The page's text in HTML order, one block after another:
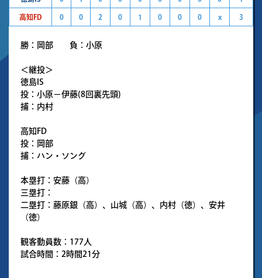
高知FD 0 0 2 0 1 0 0 0 x 3
勝：岡部 負：小原
＜継投＞
徳島IS
投：小原－伊藤(8回裏先頭)
捕：内村
高知FD
投：岡部
捕：ハン・ソング
本塁打：安藤（高）
三塁打：
二塁打：藤原銀（高）、山城（高）、内村（徳）、安井
（徳）
観客動員数：177人
試合時間：2時間21分